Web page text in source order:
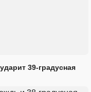
39-градусная